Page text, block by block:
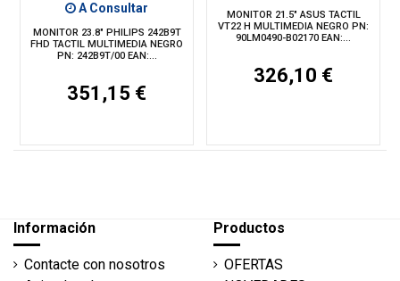
A Consultar
MONITOR 23.8" PHILIPS 242B9T
FHD TACTIL MULTIMEDIA NEGRO
PN: 242B9T/00 EAN:...
351,15 €
MONITOR 21.5" ASUS TACTIL
VT22 H MULTIMEDIA NEGRO PN:
90LM0490-B02170 EAN:...
326,10 €
Información
Contacte con nosotros
Productos
OFERTAS